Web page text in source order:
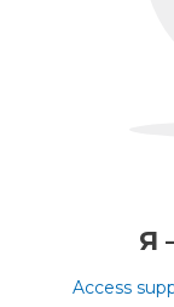
Я
Access